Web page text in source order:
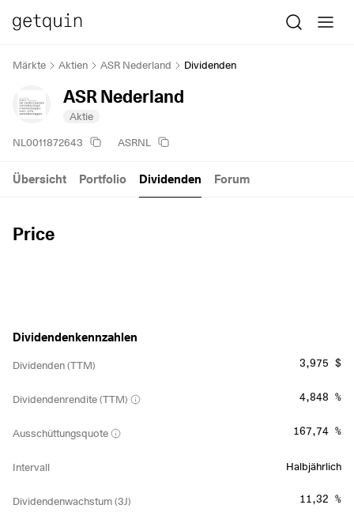
Märkte Aktien ASR Nederland Dividenden
ASR Nederland
Aktie
NL0011872643 ASRNL
Price
Übersicht Portfolio Dividenden Forum
Dividendenkennzahlen
Dividenden (TTM) 3,975 $
Dividendenrendite (TTM) 4,848 %
Ausschüttungsquote 167,74 %
Intervall Halbjährlich
Dividendenwachstum (3J) 11,32 %